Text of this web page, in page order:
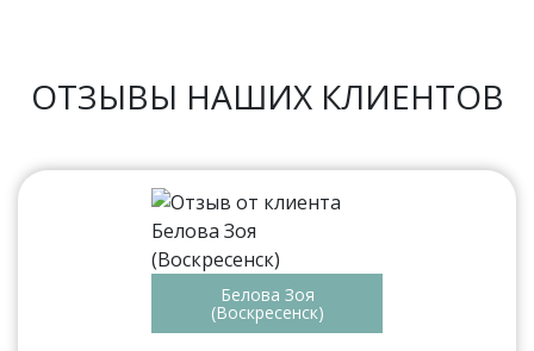
ОТЗЫВЫ НАШИХ КЛИЕНТОВ
Белова Зоя
(Воскресенск)